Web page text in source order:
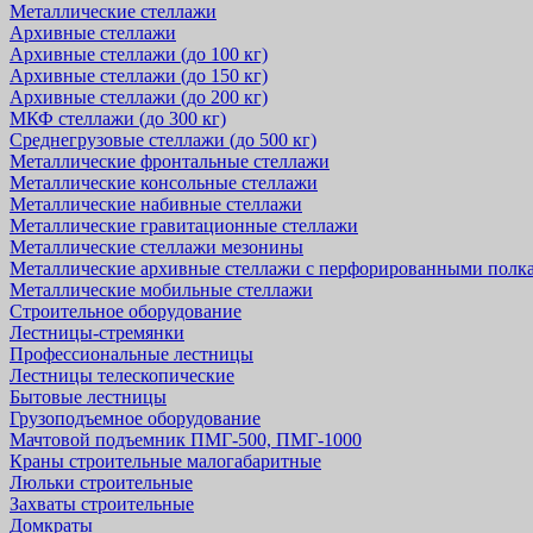
Металлические стеллажи
Архивные стеллажи
Архивные стеллажи (до 100 кг)
Архивные стеллажи (до 150 кг)
Архивные стеллажи (до 200 кг)
МКФ стеллажи (до 300 кг)
Среднегрузовые стеллажи (до 500 кг)
Металлические фронтальные стеллажи
Металлические консольные стеллажи
Металлические набивные стеллажи
Металлические гравитационные стеллажи
Металлические стеллажи мезонины
Металлические архивные стеллажи с перфорированными
Металлические мобильные стеллажи
Строительное оборудование
Лестницы-стремянки
Профессиональные лестницы
Лестницы телескопические
Бытовые лестницы
Грузоподъемное оборудование
Мачтовой подъемник ПМГ-500, ПМГ-1000
Краны строительные малогабаритные
Люльки строительные
Захваты строительные
Домкраты